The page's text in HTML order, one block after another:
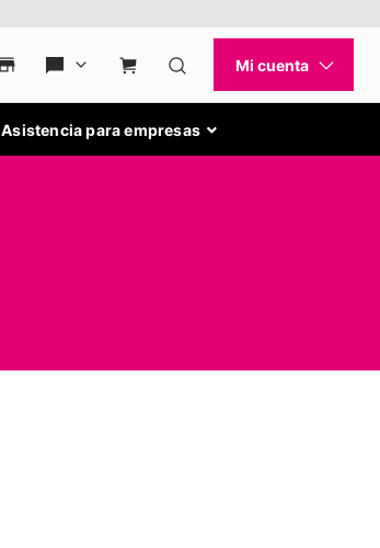
Asistencia para empresas